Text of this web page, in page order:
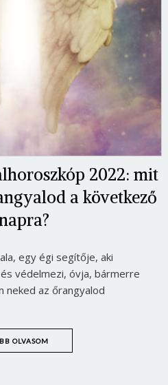
2022: mit
a következő
egy égi segítője, aki
védelmezi, óvja, bármerre
neked az őrangyalod
OLVASOM